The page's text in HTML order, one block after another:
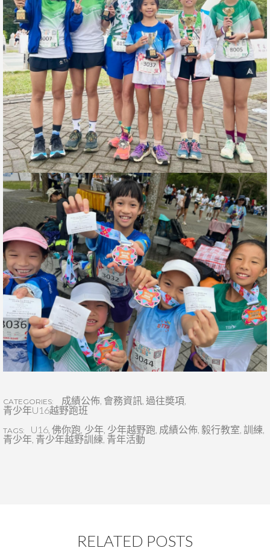
CATEGORIES: 成績公佈, 會務資訊, 過往奬項,
青少年U16越野跑班
TAGS: U16, 佛你跑, 少年, 少年越野跑, 成績公佈, 毅行教室, 訓練,
青少年, 青少年越野訓練, 青年活動
RELATED POSTS